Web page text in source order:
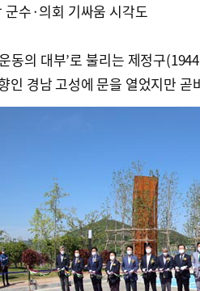
군수·의회 기싸움 시각도
동의 대부’로 불리는 제정구
인 경남 고성에 문을 열었지만